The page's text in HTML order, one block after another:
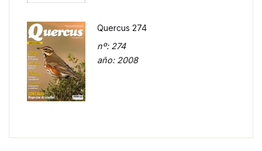
Quercus 274
nº: 274
año: 2008